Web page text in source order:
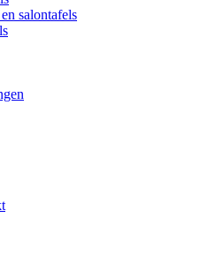
salontafels